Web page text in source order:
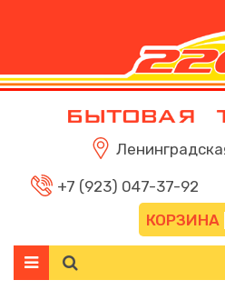
+7 (923) 047-37-92
КОРЗИНА